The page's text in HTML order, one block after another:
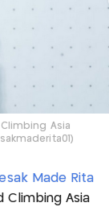
Climbing Asia
Made Rita
Climbing Asia